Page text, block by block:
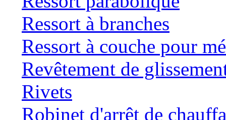
Ressort à branches
Ressort à couche pour
Revêtement de
Rivets
Robinet d'arrêt de